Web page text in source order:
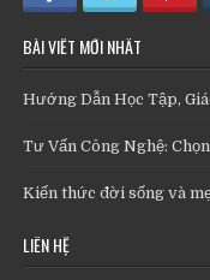
BÀI VIẾT MỚI NHẤT
Hướng Dẫn Học Tập,
Tư Vấn Công Nghệ:
Kiến thức đời sống và
LIÊN HỆ